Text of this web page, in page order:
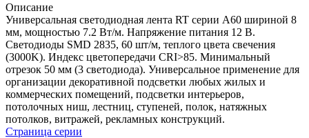
Описание
Универсальная светодиодная лента RT серии A60 шириной 8
мм, мощностью 7.2 Вт/м. Напряжение питания 12 В.
Светодиоды SMD 2835, 60 шт/м, теплого цвета свечения
(3000K). Индекс цветопередачи CRI>85. Минимальный
отрезок 50 мм (3 светодиода). Универсальное применение для
организации декоративной подсветки любых жилых и
коммерческих помещений, подсветки интерьеров,
потолочных ниш, лестниц, ступеней, полок, натяжных
потолков, витражей, рекламных конструкций.
Страница серии